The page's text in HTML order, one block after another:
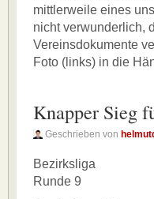
mittlerweile eines
nicht verwunderlich,
Vereinsdokumente
Foto (links) in die
Knapper Sieg
Geschrieben von
Bezirksliga
Runde 9